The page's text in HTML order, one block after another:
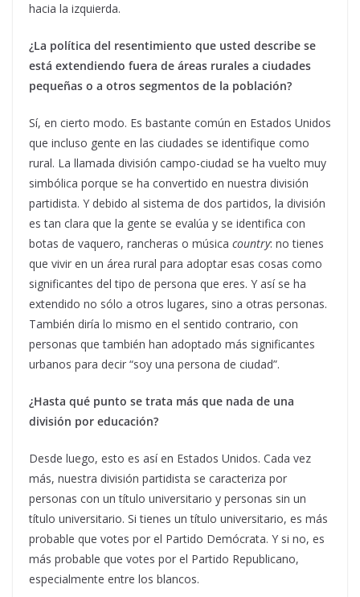
hacia la izquierda.
¿La política del resentimiento que usted describe se
está extendiendo fuera de áreas rurales a ciudades
pequeñas o a otros segmentos de la población?
Sí, en cierto modo. Es bastante común en Estados Unidos
que incluso gente en las ciudades se identifique como
rural. La llamada división campo-ciudad se ha vuelto muy
simbólica porque se ha convertido en nuestra división
partidista. Y debido al sistema de dos partidos, la división
es tan clara que la gente se evalúa y se identifica con
botas de vaquero, rancheras o música country: no tienes
que vivir en un área rural para adoptar esas cosas como
significantes del tipo de persona que eres. Y así se ha
extendido no sólo a otros lugares, sino a otras personas.
También diría lo mismo en el sentido contrario, con
personas que también han adoptado más significantes
urbanos para decir “soy una persona de ciudad”.
¿Hasta qué punto se trata más que nada de una
división por educación?
Desde luego, esto es así en Estados Unidos. Cada vez
más, nuestra división partidista se caracteriza por
personas con un título universitario y personas sin un
título universitario. Si tienes un título universitario, es más
probable que votes por el Partido Demócrata. Y si no, es
más probable que votes por el Partido Republicano,
especialmente entre los blancos.